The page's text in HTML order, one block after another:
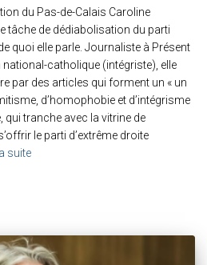
du Pas-de-Calais Caroline
tâche de dédiabolisation du parti
quoi elle parle. Journaliste à Présent
catholique (intégriste), elle
par des articles qui forment un « un
d’homophobie et d’intégrisme
qui tranche avec la vitrine de
le parti d’extrême droite
suite